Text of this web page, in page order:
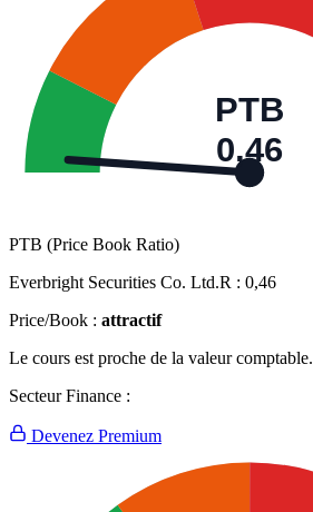
PTB
0,46
PTB (Price Book Ratio)
Everbright Securities Co. Ltd.R : 0,46
Price/Book : attractif
Le cours est proche de la valeur comptable.
Secteur Finance :
Devenez Premium